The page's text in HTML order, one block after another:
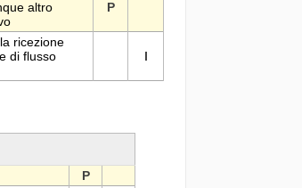
altro
P
ricezione
di flusso
I
P